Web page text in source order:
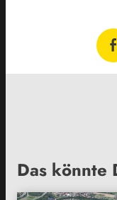
Das könnte